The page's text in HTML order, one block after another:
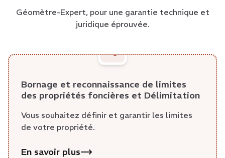
Géomètre-Expert, pour une garantie technique et
juridique éprouvée.
Bornage et reconnaissance de limites
des propriétés foncières et Délimitation
Vous souhaitez définir et garantir les limites
de votre propriété.
En savoir plus